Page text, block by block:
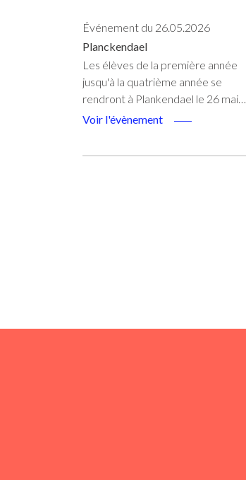
Événement du 26.05.2026
Planckendael
Les élèves de la première année
jusqu'à la quatrième année se
rendront à Plankendael le 26 mai…
Voir l'évènement